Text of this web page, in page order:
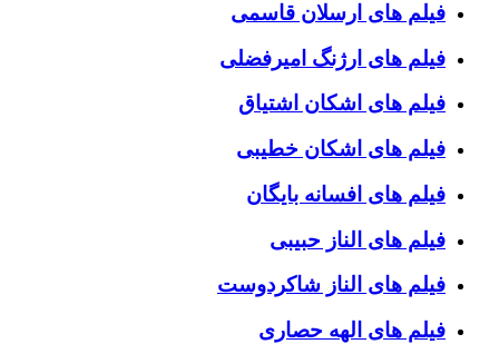
فیلم های ارسلان قاسمی
فیلم های ارژنگ امیرفضلی
فیلم های اشکان اشتیاق
فیلم های اشکان خطیبی
فیلم های افسانه بایگان
فیلم های الناز حبیبی
فیلم های الناز شاکردوست
فیلم های الهه حصاری